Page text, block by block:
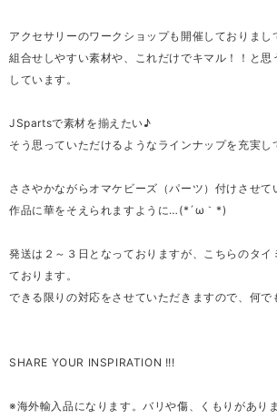
アクセサリーのワークショップも開催しておりまし
組合せしやすい素材や、これだけでキマル！！と思
しています。
JSpartsで素材を揃えたい♪
そう思っていただけるようなラインナップを充実し
ささやかながらオマケビーズ（パーツ）付けさせて
作品に華をそえられますように…(*´ω｀*)
発送は２～３日となっておりますが、こちらのタイ
ております。
できる限りの対応をさせていただきますので、何
SHARE YOUR INSPIRATION !!!
※海外輸入品になります。バリや傷、くもりがあり